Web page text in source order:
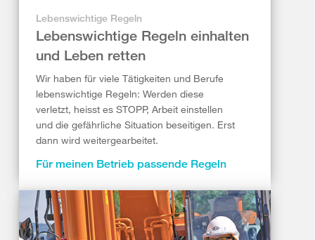
Lebenswichtige Regeln
Lebenswichtige Regeln einhalten
und Leben retten
Wir haben für viele Tätigkeiten und Berufe
lebenswichtige Regeln: Werden diese
verletzt, heisst es STOPP, Arbeit einstellen
und die gefährliche Situation beseitigen. Erst
dann wird weitergearbeitet.
Für meinen Betrieb passende Regeln